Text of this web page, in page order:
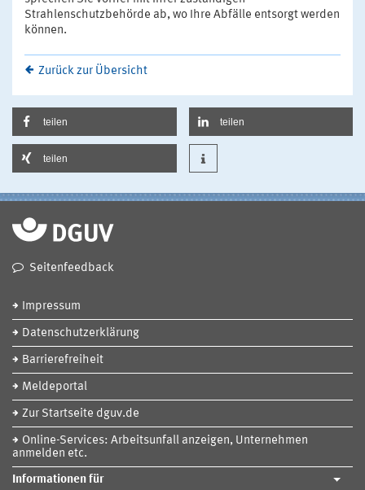
Strahlenschutzbehörde ab, wo Ihre Abfälle entsorgt werden
können.
Zurück zur Übersicht
teilen teilen
teilen
Seitenfeedback
Impressum
Datenschutzerklärung
Barrierefreiheit
Meldeportal
Zur Startseite dguv.de
Online-Services: Arbeitsunfall anzeigen, Unternehmen
anmelden etc.
Informationen für